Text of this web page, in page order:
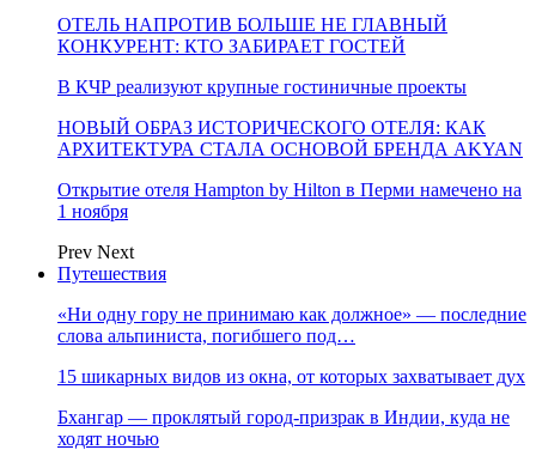
ОТЕЛЬ НАПРОТИВ БОЛЬШЕ НЕ ГЛАВНЫЙ
КОНКУРЕНТ: КТО ЗАБИРАЕТ ГОСТЕЙ
В КЧР реализуют крупные гостиничные проекты
НОВЫЙ ОБРАЗ ИСТОРИЧЕСКОГО ОТЕЛЯ: КАК
АРХИТЕКТУРА СТАЛА ОСНОВОЙ БРЕНДА AKYAN
Открытие отеля Hampton by Hilton в Перми намечено на
1 ноября
Prev Next
Путешествия
«Ни одну гору не принимаю как должное» — последние
слова альпиниста, погибшего под…
15 шикарных видов из окна, от которых захватывает дух
Бхангар — проклятый город-призрак в Индии, куда не
ходят ночью